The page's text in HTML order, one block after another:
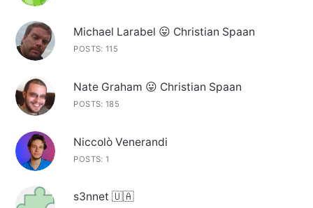
Michael Larabel 😛 Christian Spaan
POSTS: 115
Nate Graham 😛 Christian Spaan
POSTS: 185
Niccolò Venerandi
POSTS: 1
s3nnet 🇺🇦